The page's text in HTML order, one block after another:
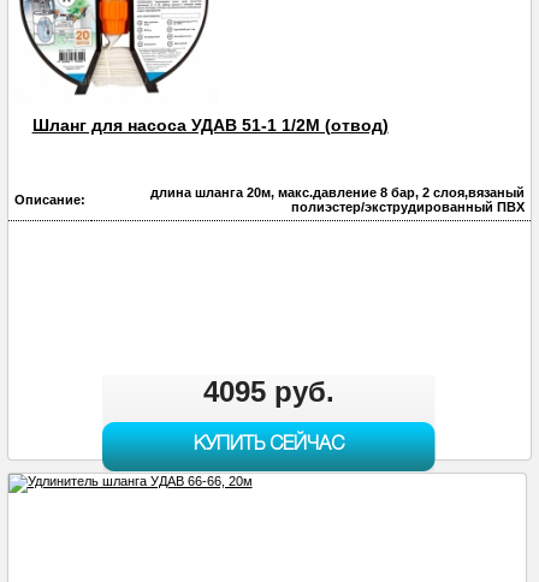
Шланг для насоса УДАВ 51-1 1/2М (отвод)
Описание:
длина шланга 20м, макс.давление 8 бар, 2 слоя,вязаный
полиэстер/экструдированный ПВХ
4095 руб.
КУПИТЬ СЕЙЧАС